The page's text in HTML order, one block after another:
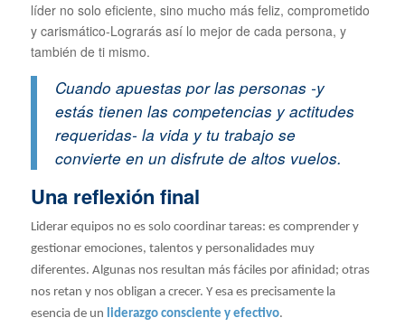
líder no solo eficiente, sino mucho más feliz, comprometido
y carismático-Lograrás así lo mejor de cada persona, y
también de ti mismo.
Cuando apuestas por las personas -y
estás tienen las competencias y actitudes
requeridas- la vida y tu trabajo se
convierte en un disfrute de altos vuelos.
Una reflexión final
Liderar equipos no es solo coordinar tareas: es comprender y
gestionar emociones, talentos y personalidades muy
diferentes. Algunas nos resultan más fáciles por afinidad; otras
nos retan y nos obligan a crecer. Y esa es precisamente la
esencia de un liderazgo consciente y efectivo.